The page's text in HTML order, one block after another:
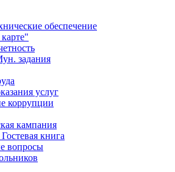
обеспечение
задания
услуг
коррупции
кампания
книга
вопросы